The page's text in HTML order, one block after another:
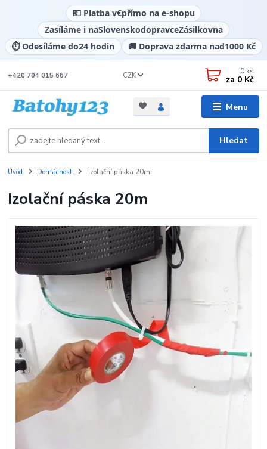
💶 Platba v€přímo na e-shopu
Zasíláme i naSlovenskodopravceZásilkovna
⏱️ Odesíláme do24 hodin 🚚 Doprava zdarma nad1000 Kč
Menu
CZK
Hledat
+420 704 015 667 0 ks
za 0 Kč
Úvod Domácnost Izolační páska 20m
Izolační páska 20m